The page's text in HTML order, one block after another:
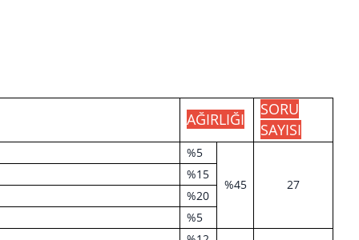
AĞIRLIĞI
SORU
SAYISI
%5
%45 27
%15
%20
%5